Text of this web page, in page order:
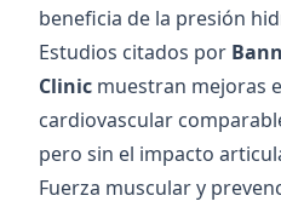
beneficia de la presión
Estudios citados por
Clinic muestran mejoras
cardiovascular
pero sin el impacto
Fuerza muscular y